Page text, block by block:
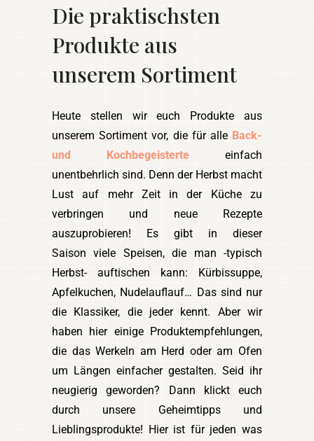
Die praktischsten
Produkte aus
unserem Sortiment
Heute stellen wir euch Produkte aus
unserem Sortiment vor, die für alle Back-
und Kochbegeisterte einfach
unentbehrlich sind. Denn der Herbst macht
Lust auf mehr Zeit in der Küche zu
verbringen und neue Rezepte
auszuprobieren! Es gibt in dieser
Saison viele Speisen, die man -typisch
Herbst- auftischen kann: Kürbissuppe,
Apfelkuchen, Nudelauflauf… Das sind nur
die Klassiker, die jeder kennt. Aber wir
haben hier einige Produktempfehlungen,
die das Werkeln am Herd oder am Ofen
um Längen einfacher gestalten. Seid ihr
neugierig geworden? Dann klickt euch
durch unsere Geheimtipps und
Lieblingsprodukte! Hier ist für jeden was